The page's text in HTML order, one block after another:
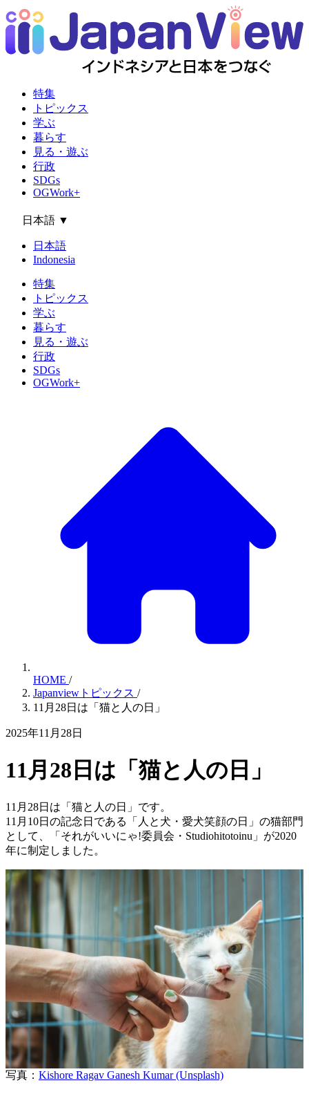
特集
トピックス
学ぶ
暮らす
見る・遊ぶ
行政
SDGs
OGWork+
日本語 ▼
日本語
Indonesia
特集
トピックス
学ぶ
暮らす
見る・遊ぶ
行政
SDGs
OGWork+
HOME /
Japanviewトピックス /
11月28日は「猫と人の日」
2025年11月28日
11月28日は「猫と人の日」
11月28日は「猫と人の日」です。
11月10日の記念日である「人と犬・愛犬笑顔の日」の猫部門
として、「それがいいにゃ!委員会・Studiohitotoinu」が2020
年に制定しました。
写真： Kishore Ragav Ganesh Kumar (Unsplash)